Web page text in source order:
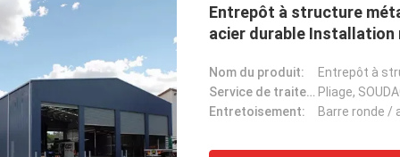
Entrepôt à structure
acier durable Installation
Nom du produit:
Service de traitement: Pliage,
Entretoisement:
Barre ronde /